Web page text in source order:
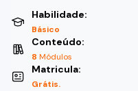
Habilidade:
Básico
Conteúdo:
8 Módulos
Matricula:
Grátis.